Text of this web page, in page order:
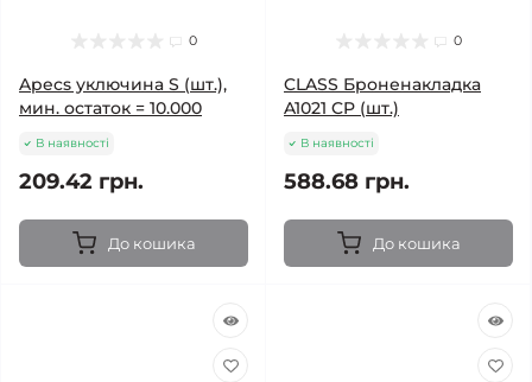
0
Apecs уключина S (шт.),
мин. остаток = 10.000
В наявності
209.42 грн.
До кошика
0
CLASS Броненакладка
A1021 CP (шт.)
В наявності
588.68 грн.
До кошика